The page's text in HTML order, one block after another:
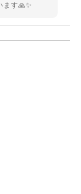
ます🙏✨
で石を包んで
す。 実物を